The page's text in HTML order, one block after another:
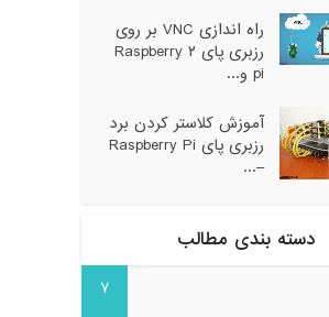
راه اندازی VNC بر روی
رزبری پای ۲ Raspberry
pi و...
آموزش کلاستر کردن برد
رزبری پای Raspberry Pi
–...
دسته بندی مطالب
7